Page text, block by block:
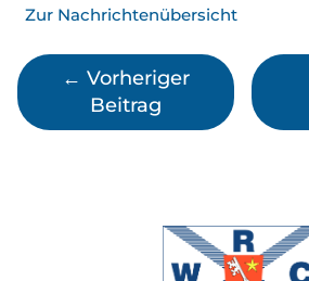
Zur Nachrichtenübersicht
← Vorheriger
Beitrag